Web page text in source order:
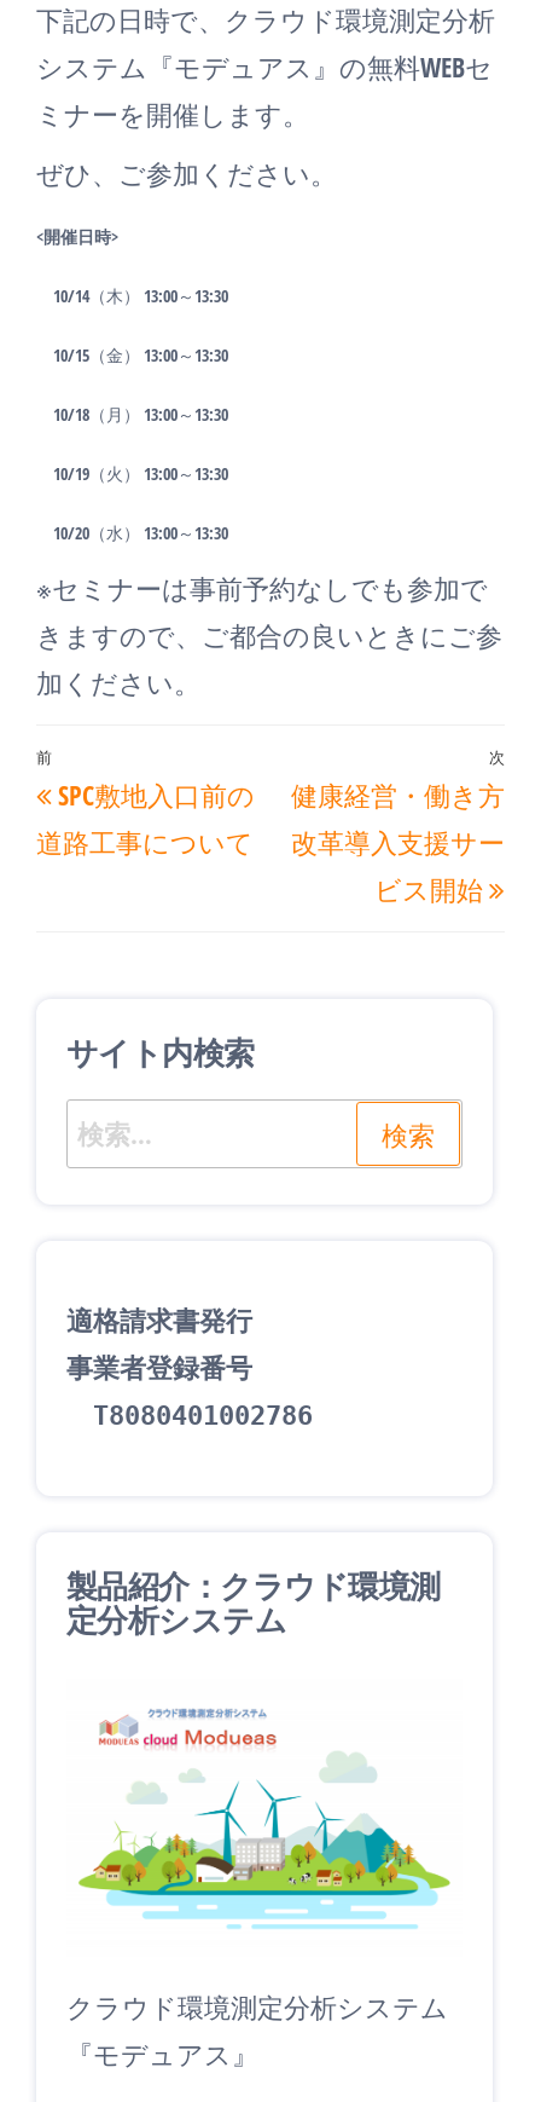
下記の日時で、クラウド環境測定分析
システム『モデュアス』の無料WEBセ
ミナーを開催します。
ぜひ、ご参加ください。
<開催日時>
10/14（木） 13:00～13:30
10/15（金） 13:00～13:30
10/18（月） 13:00～13:30
10/19（火） 13:00～13:30
10/20（水） 13:00～13:30
※セミナーは事前予約なしでも参加で
きますので、ご都合の良いときにご参
加ください。
投
稿
ナ
ョ
過
去
の
前
SPC敷地入口前の
道路工事について
次
次
健康経営・働き方
改革導入支援サー
ビス開始
サイト内検索
検
索:
適格請求書発行
事業者登録番号
T8080401002786
製品紹介：クラウド環境測
定分析システム
クラウド環境測定分析システム
『モデュアス』